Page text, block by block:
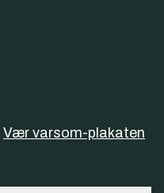
Vær varsom-plakaten